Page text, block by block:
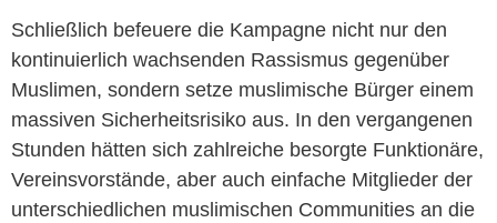
Schließlich befeuere die Kampagne nicht nur den
kontinuierlich wachsenden Rassismus gegenüber
Muslimen, sondern setze muslimische Bürger einem
massiven Sicherheitsrisiko aus. In den vergangenen
Stunden hätten sich zahlreiche besorgte Funktionäre,
Vereinsvorstände, aber auch einfache Mitglieder der
unterschiedlichen muslimischen Communities an die